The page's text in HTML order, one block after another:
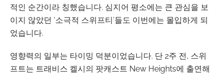
적인 순간이라 칭했습니다. 심지어 평소에는 큰 관심을 보
이지 않았던 ‘소극적 스위프티’들도 이번에는 몰입하게 되
었습니다.
영향력의 일부는 타이밍 덕분이었습니다. 단 2주 전, 스위
프트는 트래비스 켈시의 팟캐스트 New Heights에 출연해